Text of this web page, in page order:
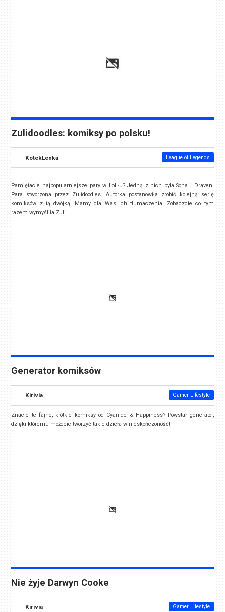
Zulidoodles: komiksy po polsku!
KotekLenka League of Legends
Pamiętacie najpopularniejsze pary w LoL-u? Jedną z nich była Sona i Draven.
Para stworzona przez Zulidoodles. Autorka postanowiła zrobić kolejną serię
komiksów z tą dwójką. Mamy dla Was ich tłumaczenia. Zobaczcie co tym
razem wymyśliła Zuli.
Generator komiksów
Kirivia Gamer Lifestyle
Znacie te fajne, krótkie komiksy od Cyanide & Happiness? Powstał generator,
dzięki któremu możecie tworzyć takie dzieła w nieskończoność!
Nie żyje Darwyn Cooke
Kirivia Gamer Lifestyle